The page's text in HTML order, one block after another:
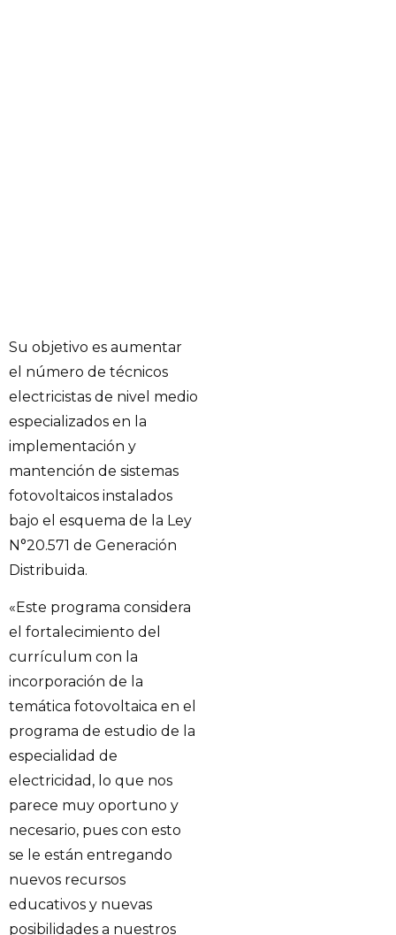
Su objetivo es aumentar
el número de técnicos
electricistas de nivel medio
especializados en la
implementación y
mantención de sistemas
fotovoltaicos instalados
bajo el esquema de la Ley
N°20.571 de Generación
Distribuida.
«Este programa considera
el fortalecimiento del
currículum con la
incorporación de la
temática fotovoltaica en el
programa de estudio de la
especialidad de
electricidad, lo que nos
parece muy oportuno y
necesario, pues con esto
se le están entregando
nuevos recursos
educativos y nuevas
posibilidades a nuestros